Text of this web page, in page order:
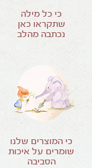
כי כל מילה
שתקראו כאן
נכתבה מהלב
כי המוצרים שלנו
שומרים על איכות
הסביבה